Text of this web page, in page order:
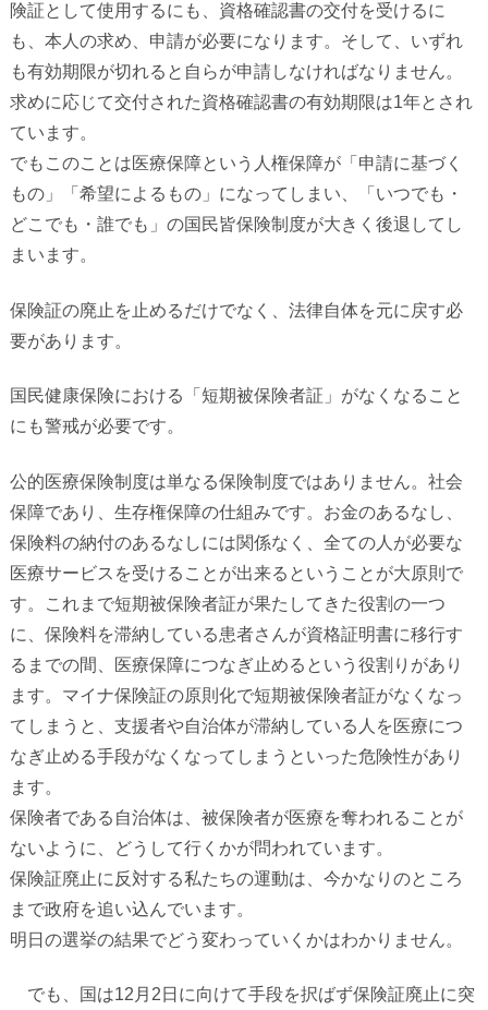
険証として使用するにも、資格確認書の交付を受けるに
も、本人の求め、申請が必要になります。そして、いずれ
も有効期限が切れると自らが申請しなければなりません。
求めに応じて交付された資格確認書の有効期限は1年とされ
ています。
でもこのことは医療保障という人権保障が「申請に基づく
もの」「希望によるもの」になってしまい、「いつでも・
どこでも・誰でも」の国民皆保険制度が大きく後退してし
まいます。
保険証の廃止を止めるだけでなく、法律自体を元に戻す必
要があります。
国民健康保険における「短期被保険者証」がなくなること
にも警戒が必要です。
公的医療保険制度は単なる保険制度ではありません。社会
保障であり、生存権保障の仕組みです。お金のあるなし、
保険料の納付のあるなしには関係なく、全ての人が必要な
医療サービスを受けることが出来るということが大原則で
す。
これまで短期被保険者証が果たしてきた役割の一つ
に、保険料を滞納している患者さんが資格証明書に移行す
るまでの間、医療保障につなぎ止めるという役割りがあり
ます。マイナ保険証の原則化で短期被保険者証がなくなっ
てしまうと、支援者や自治体が滞納している人を医療につ
なぎ止める手段がなくなってしまうといった危険性があり
ます。
保険者である自治体は、被保険者が医療を奪われることが
ないように、どうして行くかが問われています。
保険証廃止に反対する私たちの運動は、今かなりのところ
まで政府を追い込んでいます。
明日の選挙の結果でどう変わっていくかはわかりません。
でも、国は12 月 2 日に向けて手段を択ばず保険証廃止に突